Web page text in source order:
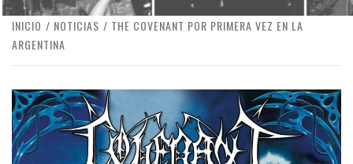
INICIO NOTICIAS
THE COVENANT POR PRIMERA VEZ EN LA
ARGENTINA